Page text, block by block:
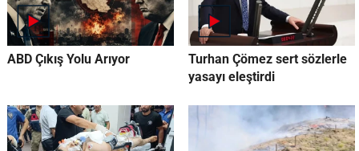
ABD Çıkış Yolu Arıyor
Turhan Çömez sert sözlerle
yasayı eleştirdi